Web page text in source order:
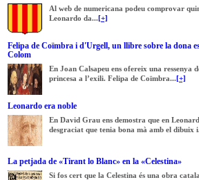
Al web de numericana podeu comprovar
Leonardo da...[+]
Felipa de Coïmbra i d'Urgell, un llibre sobre la dona
Colom
En Joan Calsapeu ens ofereix una ressenya
princesa a l’exili. Felipa de Coïmbra...[+]
Leonardo era noble
En David Grau ens demostra que en
desgraciat que tenia bona mà amb el dibuix
La petjada de «Tirant lo Blanc» en la «Celestina»
Si fos cert que la Celestina és una obra